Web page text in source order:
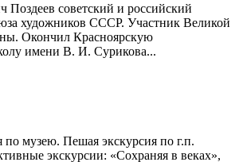
Поздеев советский и российский
художников СССР. Участник Великой
Окончил Красноярскую
имени В. И. Сурикова...
по музею. Пешая экскурсия по г.п.
экскурсии: «Сохраняя в веках»,